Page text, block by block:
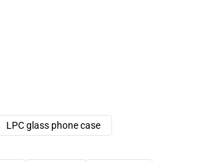
LPC glass phone case